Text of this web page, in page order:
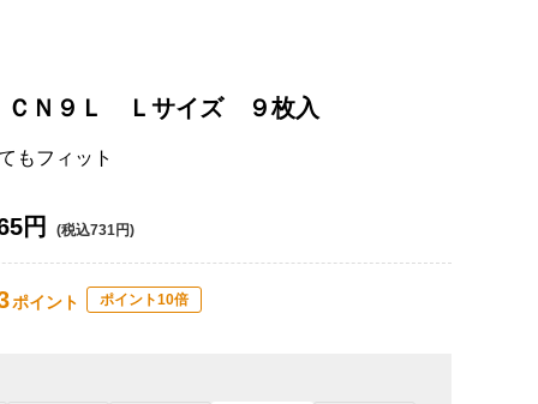
Ｎ９Ｌ Ｌサイズ ９枚入
もフィット
円 (税込731円)
ポイント ポイント10倍